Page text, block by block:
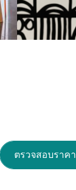
ตรวจสอบราคา